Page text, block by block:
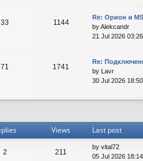
33 1144
Re: Орион и
byAlekcandr
21 Jul 2026 03:26
71 1741
Re:
by Lavr
30 Jul 2026 18:50
Views Last post
2 211
by vital72
05 Jul 2026 18:14